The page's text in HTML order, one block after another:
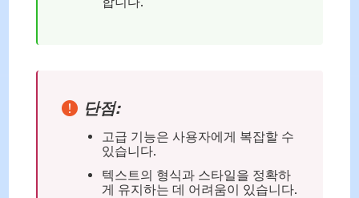
단점:
고급 기능은 사용자에게 복잡할 수
있습니다.
텍스트의 형식과 스타일을 정확하
게 유지하는 데 어려움이 있습니다.